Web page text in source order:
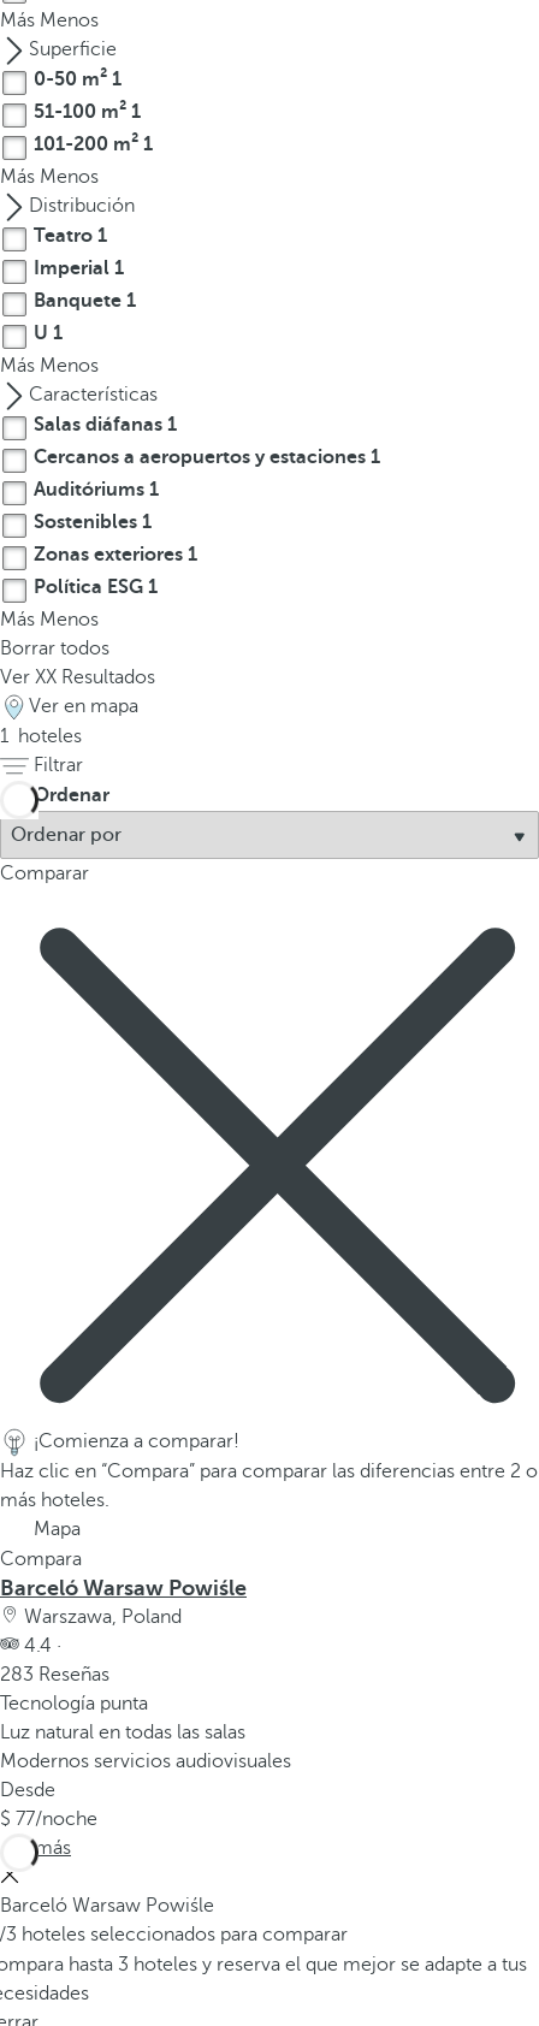
l
a
d
e
f
l
e
c
h
a
h
c
a
a
b
a
j
o
p
a
r
a
n
a
v
g
a
l
a
v
n
t
a
n
a
e
m
e
r
g
n
t
e
.
Más Menos
Superficie
0-50 m² 1
51-100 m² 1
101-200 m² 1
Más Menos
Distribución
Teatro 1
Imperial 1
Banquete 1
U 1
Más Menos
Características
Salas diáfanas 1
Cercanos a aeropuertos y estaciones 1
Auditóriums 1
Sostenibles 1
Zonas exteriores 1
Política ESG 1
Más Menos
Borrar todos
Ver XX Resultados
Ver en mapa
1 hoteles
Filtrar
Ordenar
Comparar
¡Comienza a comparar!
Haz clic en “Compara” para comparar las diferencias entre 2 o
más hoteles.
Mapa
Compara
Barceló Warsaw Powiśle
Warszawa, Poland
4.4 ·
283 Reseñas
Tecnología punta
Luz natural en todas las salas
Modernos servicios audiovisuales
Desde
77/noche
Ver más
Barceló Warsaw Powiśle
/3 hoteles seleccionados para comparar
hasta 3 hoteles y reserva el que mejor se adapte a tus